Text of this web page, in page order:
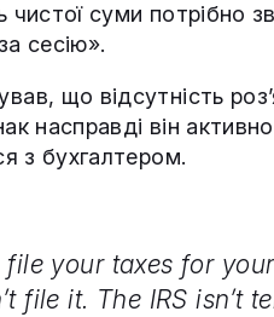
чистої суми потрібно
сесію».
що відсутність
насправді він
з бухгалтером.
your taxes for
file it. The IRS isn’t